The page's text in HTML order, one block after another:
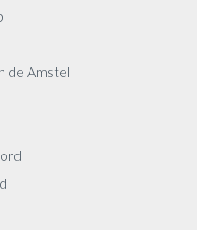
de Amstel